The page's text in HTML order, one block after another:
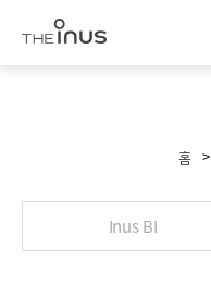
홈 >
Inus BI